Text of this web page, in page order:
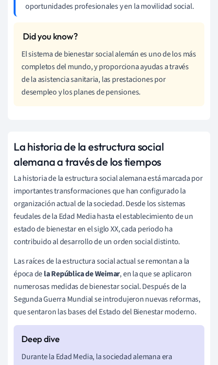
oportunidades profesionales y en la movilidad social.
El sistema de bienestar social alemán es uno de los más
completos del mundo, y proporciona ayudas a través
de la asistencia sanitaria, las prestaciones por
desempleo y los planes de pensiones.
La historia de la estructura social
alemana a través de los tiempos
La historia de la estructura social alemana está marcada por
importantes transformaciones que han configurado la
organización actual de la sociedad. Desde los sistemas
feudales de la Edad Media hasta el establecimiento de un
estado de bienestar en el siglo XX, cada periodo ha
contribuido al desarrollo de un orden social distinto.
Las raíces de la estructura social actual se remontan a la
época dela República de Weimar, en la que se aplicaron
numerosas medidas de bienestar social. Después de la
Segunda Guerra Mundial se introdujeron nuevas reformas,
que sentaron las bases del Estado del Bienestar moderno.
Durante la Edad Media, la sociedad alemana era